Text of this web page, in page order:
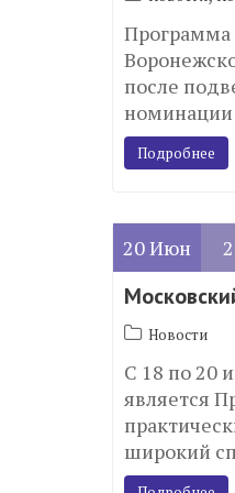
Программа
после
номинации
Подробнее
20Июн
Новости
С 18 по 20
является
широкий